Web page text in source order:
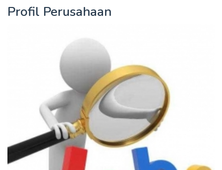
Profil Perusahaan